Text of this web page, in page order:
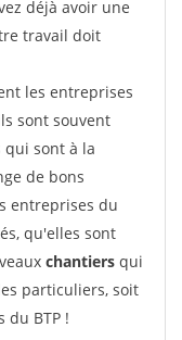
déjà avoir une
travail doit
les entreprises
sont souvent
qui sont à la
de bons
entreprises du
qu'elles sont
chantiers qui
particuliers, soit
du BTP !